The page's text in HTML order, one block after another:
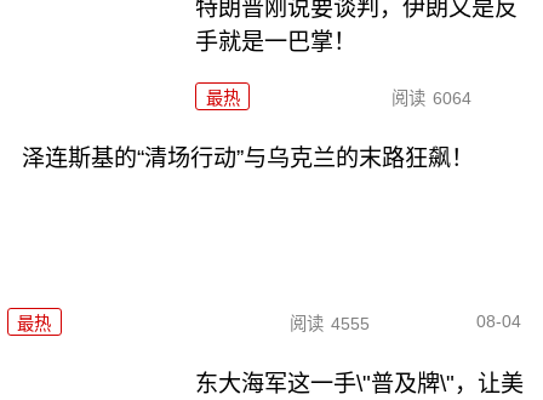
特朗普刚说要谈判，伊朗又是反
手就是一巴掌！
最热 阅读 6064
泽连斯基的“清场行动”与乌克兰的末路狂飙！
最热 阅读 4555 08-04
东大海军这一手\"普及牌\"，让美